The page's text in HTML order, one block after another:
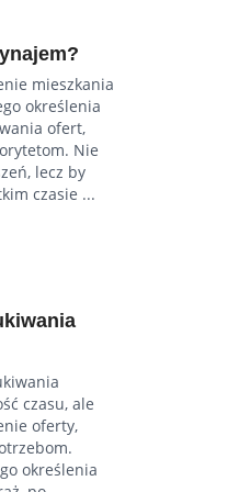
mieszkania
określenia
ofert,
Nie
lecz by
czasie ...
czasu, ale
oferty,
określenia